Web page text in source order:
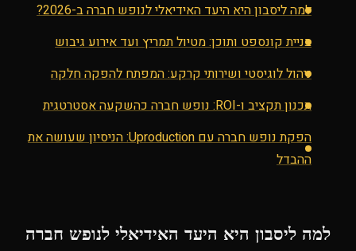
למה ליסבון היא היעד האידיאלי לנופש חברה ב-2026?
בניית קונספט ותוכן: מטיול תמריץ ועד אירוע גיבוש
ניהול לוגיסטי ושירותי קרקע: המפתח להפקה חלקה
תכנון תקציב ו-ROI: נופש חברה כהשקעה אסטרטגית
הפקת נופש חברה עם Uproduction: הניסיון שעושה את
ההבדל
למה ליסבון היא היעד האידיאלי לנופש חברה